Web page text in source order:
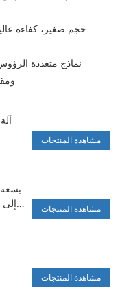
حجم صغير، كفاءة
نماذج متعددة
ومقاومة لدرجات الحرارة العالية، ومقاومة للتآكل.
مشاهدة المنتجات
مشاهدة المنتجات
مشاهدة المنتجات